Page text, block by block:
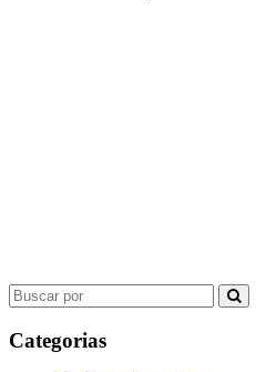
Search
for:
Categorias